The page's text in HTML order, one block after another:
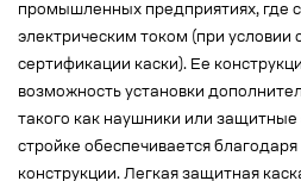
промышленных предприятиях, где
электрическим током (при условии
сертификации каски). Ее
возможность установки
такого как наушники или
стройке обеспечивается
конструкции. Легкая защитная